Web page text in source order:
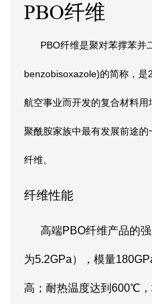
PBO纤维
PBO纤维是聚对苯撑苯并
benzobisoxazole)的简称，
航空事业而开发的复合材料
聚酰胺家族中最有发展前途
纤维。
纤维性能
高端PBO纤维产品的强
为5.2GPa），模量
高；耐热温度达到600℃